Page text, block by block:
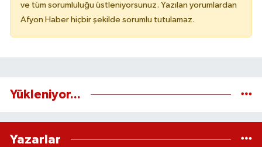
ve tüm sorumluluğu üstleniyorsunuz. Yazılan yorumlardan
Afyon Haber hiçbir şekilde sorumlu tutulamaz.
Yükleniyor...
Yazarlar